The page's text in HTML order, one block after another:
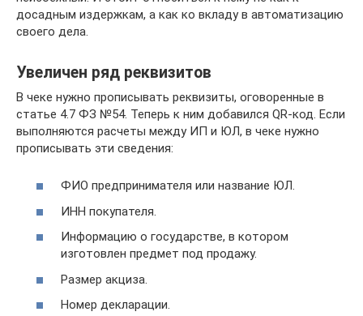
досадным издержкам, а как ко вкладу в автоматизацию
своего дела.
Увеличен ряд реквизитов
В чеке нужно прописывать реквизиты, оговоренные в
статье 4.7 ФЗ №54. Теперь к ним добавился QR-код. Если
выполняются расчеты между ИП и ЮЛ, в чеке нужно
прописывать эти сведения:
ФИО предпринимателя или название ЮЛ.
ИНН покупателя.
Информацию о государстве, в котором
изготовлен предмет под продажу.
Размер акциза.
Номер декларации.